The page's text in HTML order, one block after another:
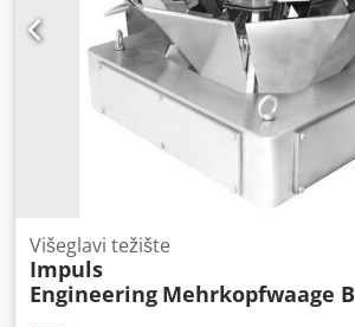
Višeglavi težište
Impuls
Engineering Mehrkopfwaage B